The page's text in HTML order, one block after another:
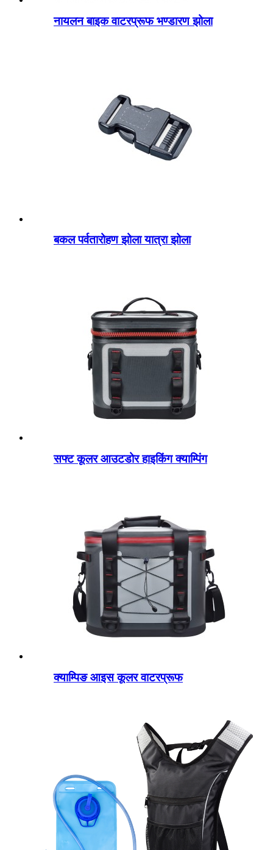
नायलन बाइक वाटरप्रूफ भण्डारण झोला
बकल पर्वतारोहण झोला यात्रा झोला
सफ्ट कूलर आउटडोर हाइकिंग क्याम्पिंग
क्याम्पिङ आइस कूलर वाटरप्रूफ